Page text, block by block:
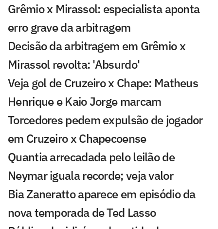
Grêmio x Mirassol: especialista aponta
erro grave da arbitragem
Decisão da arbitragem em Grêmio x
Mirassol revolta: 'Absurdo'
Veja gol de Cruzeiro x Chape: Matheus
Henrique e Kaio Jorge marcam
Torcedores pedem expulsão de jogador
em Cruzeiro x Chapecoense
Quantia arrecadada pelo leilão de
Neymar iguala recorde; veja valor
Bia Zaneratto aparece em episódio da
nova temporada de Ted Lasso